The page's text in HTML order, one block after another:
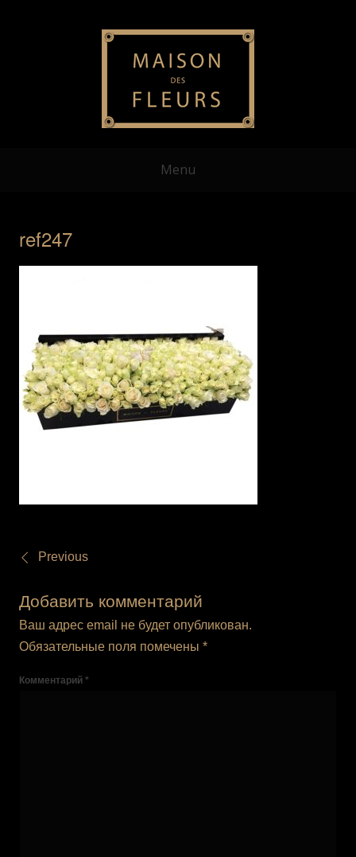
Menu
ref247
Previous
Добавить комментарий
Ваш адрес email не будет опубликован.
Обязательные поля помечены *
Комментарий *